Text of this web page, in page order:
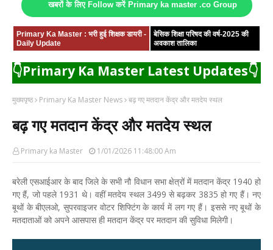
खबरों के लिए Follow करें Primary ka master .co Group
Primary Ka Master : भरी हुई शिक्षक डायरी -
Daily Update
बेसिक शिक्षा परिषद की वर्ष-2025 की
अवकाश तालिका
👇Primary Ka Master Latest Updates👇
मुख्यपृष्ठ Primary Ka Master News बढ़ गए मतदान केंद्र और मतदेय स्थल
बढ़ गए मतदान केंद्र और मतदेय स्थल
Primary ka Master 1/01/2026 11:48:00 Am
बरेली एसआईआर के बाद जिले के सभी नौ विधान सभा क्षेत्रों में मतदान केंद्र 1940 हो
गए हैं, जो पहले 1931 थे। वहीं मतदेय स्थल 3499 से बढ़कर 3835 हो गए हैं। नए
बूथों के बीएलओ, सुपरवाइजर वोटर शिफ्टिंग के कार्य में लग गए हैं। इससे नए बूथों के
मतदाताओं को अपने आसपास ही मतदान केंद्र पर मतदान की सुविधा मिलेगी।